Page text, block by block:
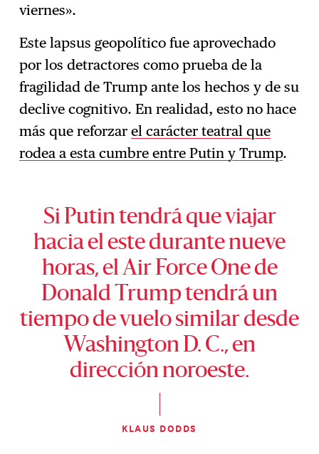
viernes».
Este lapsus geopolítico fue aprovechado
por los detractores como prueba de la
fragilidad de Trump ante los hechos y de su
declive cognitivo. En realidad, esto no hace
más que reforzarel carácter teatral que
rodea a esta cumbre entre Putin y Trump.
Si Putin tendrá que viajar
hacia el este durante nueve
horas, el Air Force One de
Donald Trump tendrá un
tiempo de vuelo similar desde
Washington D. C., en
dirección noroeste.
KLAUS DODDS